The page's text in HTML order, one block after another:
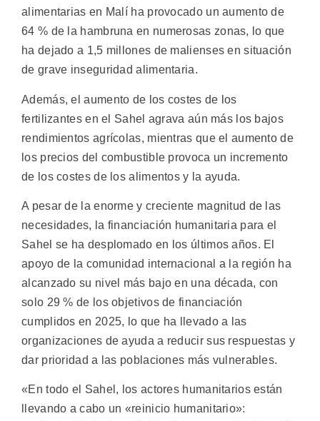
alimentarias en Malí ha provocado un aumento de
64 % de la hambruna en numerosas zonas, lo que
ha dejado a 1,5 millones de malienses en situación
de grave inseguridad alimentaria.
Además, el aumento de los costes de los
fertilizantes en el Sahel agrava aún más los bajos
rendimientos agrícolas, mientras que el aumento de
los precios del combustible provoca un incremento
de los costes de los alimentos y la ayuda.
A pesar de la enorme y creciente magnitud de las
necesidades, la financiación humanitaria para el
Sahel se ha desplomado en los últimos años. El
apoyo de la comunidad internacional a la región ha
alcanzado su nivel más bajo en una década, con
solo 29 % de los objetivos de financiación
cumplidos en 2025, lo que ha llevado a las
organizaciones de ayuda a reducir sus respuestas y
dar prioridad a las poblaciones más vulnerables.
«En todo el Sahel, los actores humanitarios están
llevando a cabo un «reinicio humanitario»: